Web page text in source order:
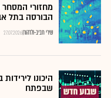
מחזורי
הבורסה בתל
27.07.2026שירי חביב-ולדהורן
היכונו
שבפתח